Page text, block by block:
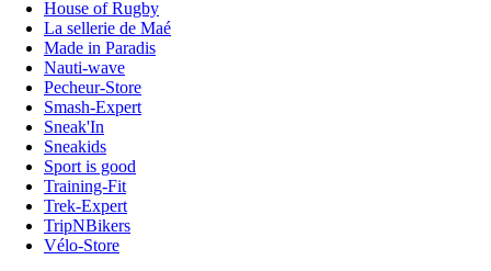
House of Rugby
La sellerie de Maé
Made in Paradis
Nauti-wave
Pecheur-Store
Smash-Expert
Sneak'In
Sneakids
Sport is good
Training-Fit
Trek-Expert
TripNBikers
Vélo-Store